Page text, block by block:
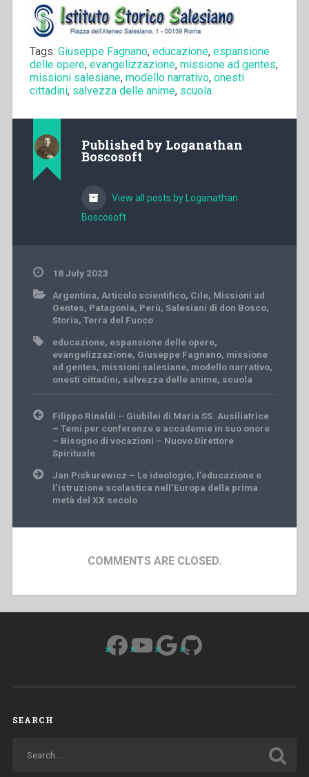
Tags: Giuseppe Fagnano, educazione, espansione
delle opere, evangelizzazione, missione ad gentes,
missioni salesiane, modello narrativo, onesti
cittadini, salvezza delle anime, scuola
Published by Loganathan
Boscosoft
View all posts by Loganathan
Boscosoft
18 July 2023
Argentina, Articolo scientifico, Cile, Missioni ad
Gentes, Patagonia, Perù, Salesiani di don Bosco,
Storia, Terra del Fuoco
educazione, espansione delle opere,
evangelizzazione, Giuseppe Fagnano, missione
ad gentes, missioni salesiane, modello narrativo,
onesti cittadini, salvezza delle anime, scuola
Post
navigation
Filippo Rinaldi – Giubilei di Maria SS. Ausiliatrice
– Temi per conferenze e accademie in suo onore
– Bisogno di vocazioni – Nuovo Direttore
Spirituale
Jan Piskurewicz – Le ideologie, l’educazione e
l’istruzione scolastica nell’Europa della prima
metà del XX secolo
COMMENTS ARE CLOSED.
Facebook
YouTube
Google
GitHub
SEARCH